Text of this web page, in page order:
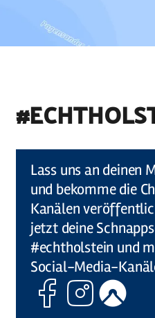
Lass uns an deinen
und bekomme die
Kanälen
jetzt deine
#echtholstein und
Social-Media-
FacebookInstagram
Komoot